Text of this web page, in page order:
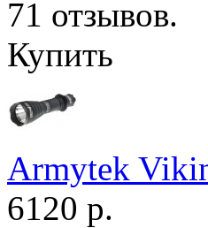
Купить
Armytek
6120 р.